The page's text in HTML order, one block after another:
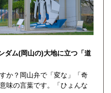
ム(岡山の)大地に立つ「道
か？岡山弁で「変な」「奇
味の言葉です。「ひょんな